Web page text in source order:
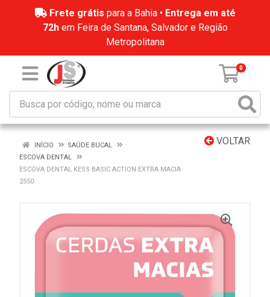
Frete grátis para a Bahia • Entrega em até
72hem Feira de Santana, Salvador e Região
Metropolitana
0
VOLTAR
INÍCIO
SAÚDE BUCAL
ESCOVA DENTAL
ESCOVA DENTAL KESS BASIC ACTION EXTRA MACIA
2550